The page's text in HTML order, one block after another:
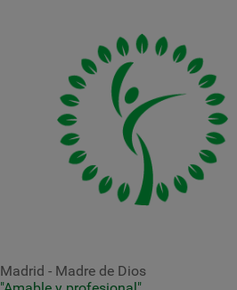
Madrid - Madre de Dios